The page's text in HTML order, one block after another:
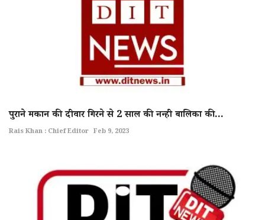
पुराने मकान की दीवार गिरने से 2 साल की नन्ही बालिका की...
Rais Khan : Chief Editor Feb 9, 2023